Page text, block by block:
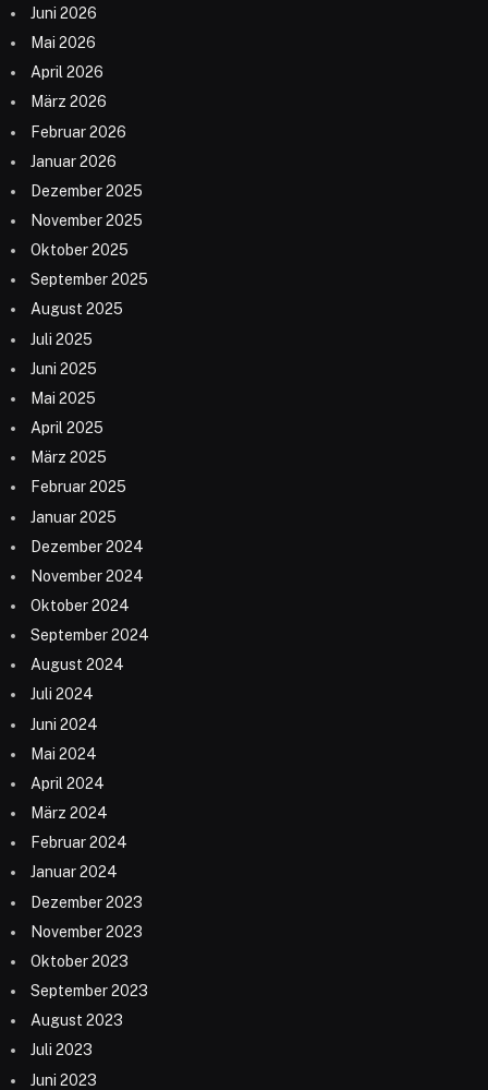
Juni 2026
Mai 2026
April 2026
März 2026
Februar 2026
Januar 2026
Dezember 2025
November 2025
Oktober 2025
September 2025
August 2025
Juli 2025
Juni 2025
Mai 2025
April 2025
März 2025
Februar 2025
Januar 2025
Dezember 2024
November 2024
Oktober 2024
September 2024
August 2024
Juli 2024
Juni 2024
Mai 2024
April 2024
März 2024
Februar 2024
Januar 2024
Dezember 2023
November 2023
Oktober 2023
September 2023
August 2023
Juli 2023
Juni 2023